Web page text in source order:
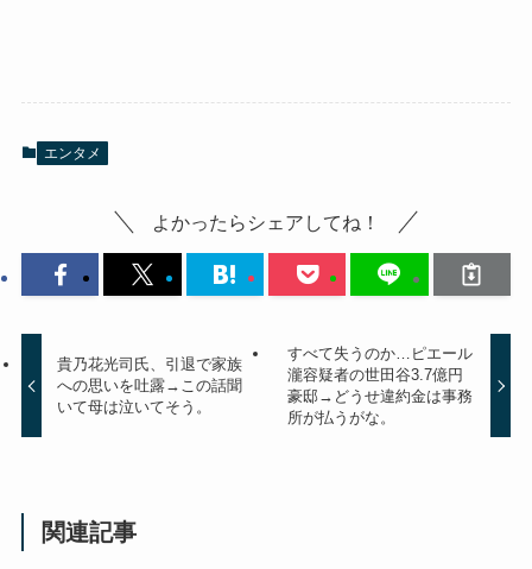
エンタメ
よかったらシェアしてね！
貴乃花光司氏、引退で家族
への思いを吐露→この話聞
いて母は泣いてそう。
すべて失うのか…ピエール
瀧容疑者の世田谷3.7億円
豪邸→どうせ違約金は事務
所が払うがな。
関連記事